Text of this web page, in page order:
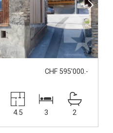
CHF 595'000.-
4.5 3 2